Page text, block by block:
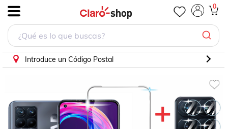
0
Introduce un Código Postal
Combo Cristal Templado 9d Para Realme + Mica Camaras